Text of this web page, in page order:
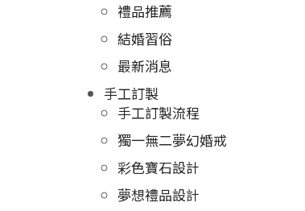
禮品推薦
結婚習俗
最新消息
手工訂製
手工訂製流程
獨一無二夢幻婚戒
彩色寶石設計
夢想禮品設計